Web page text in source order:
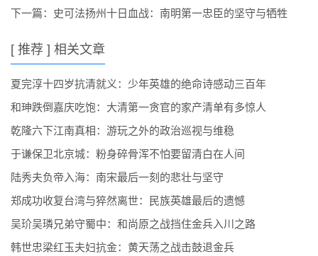
下一篇： 史可法扬州十日血战：南明第一忠臣的坚守与牺牲
[ 推荐 ] 相关文章
夏完淳十四岁抗清就义：少年英雄的绝命诗感动三百年
和珅跌倒嘉庆吃饱：大清第一贪官的家产清单有多惊人
乾隆六下江南真相：游玩之外的政治巡视与维稳
于谦保卫北京城：粉身碎骨浑不怕要留清白在人间
陆秀夫负帝入海：南宋最后一刻的悲壮与坚守
郑成功收复台湾与猝然离世：民族英雄最后的遗憾
吴玠吴璘兄弟守蜀中：和尚原之战挡住金兵入川之路
韩世忠梁红玉夫妇抗金：黄天荡之战击鼓退金兵